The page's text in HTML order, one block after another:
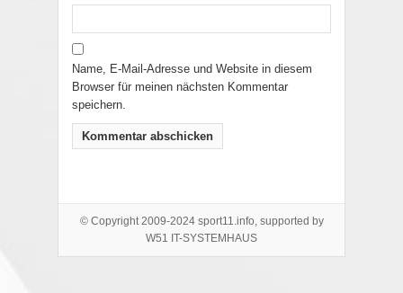
Name, E-Mail-Adresse und Website in diesem
Browser für meinen nächsten Kommentar
speichern.
© Copyright 2009-2024 sport11.info, supported by
W51 IT-SYSTEMHAUS